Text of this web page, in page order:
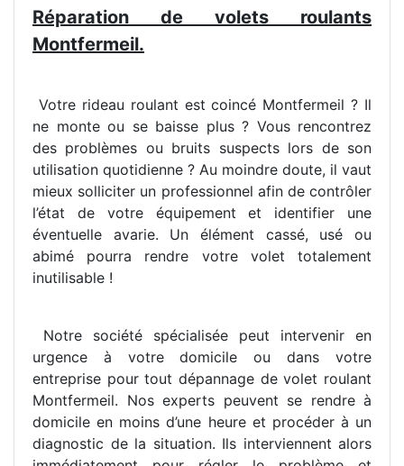
Réparation de volets roulants
Montfermeil.
Votre rideau roulant est coincé Montfermeil ? Il
ne monte ou se baisse plus ? Vous rencontrez
des problèmes ou bruits suspects lors de son
utilisation quotidienne ? Au moindre doute, il vaut
mieux solliciter un professionnel afin de contrôler
l’état de votre équipement et identifier une
éventuelle avarie. Un élément cassé, usé ou
abimé pourra rendre votre volet totalement
inutilisable !
Notre société spécialisée peut intervenir en
urgence à votre domicile ou dans votre
entreprise pour tout dépannage de volet roulant
Montfermeil. Nos experts peuvent se rendre à
domicile en moins d’une heure et procéder à un
diagnostic de la situation. Ils interviennent alors